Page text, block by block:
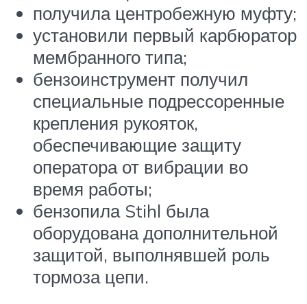
получила центробежную муфту;
установили первый карбюратор
мембранного типа;
бензоинструмент получил
специальные подрессоренные
крепления рукояток,
обеспечивающие защиту
оператора от вибрации во
время работы;
бензопила Stihl была
оборудована дополнительной
защитой, выполнявшей роль
тормоза цепи.